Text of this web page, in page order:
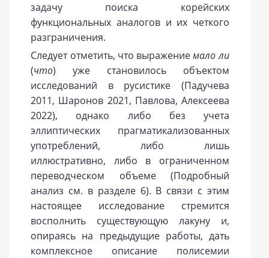
задачу поиска корейских
функциональных аналогов и их четкого
разграничения.
Следует отметить, что выражениемало ли
(что) уже становилось объектом
исследований в русистике (Падучева
2011, Шаронов 2021, Павлова, Алексеева
2022), однако либо без учета
эллиптических прагматикализованных
употреблений, либо лишь
иллюстративно, либо в ограниченном
переводческом объеме (Подробный
анализ см. в разделе 6). В связи с этим
настоящее исследование стремится
восполнить существующую лакуну и,
опираясь на предыдущие работы, дать
комплексное описание полисемии